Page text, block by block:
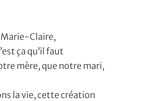
Marie-Claire,
ça qu’il faut
mère, que notre mari,
la vie, cette création